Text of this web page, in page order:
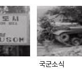
국군소식